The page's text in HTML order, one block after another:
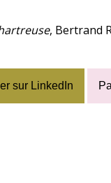
, Bertrand
sur LinkedIn